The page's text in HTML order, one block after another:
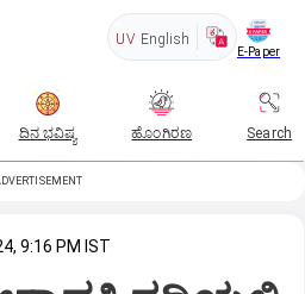
UV English
E-Paper
ದಿನ ಭವಿಷ್ಯ ಹೊಂಗಿರಣ Search
9:16 PM IST